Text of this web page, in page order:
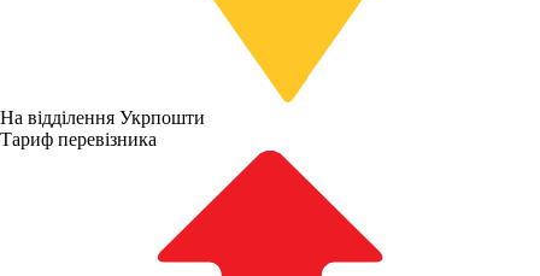
На відділення Укрпошти
Тариф перевізника